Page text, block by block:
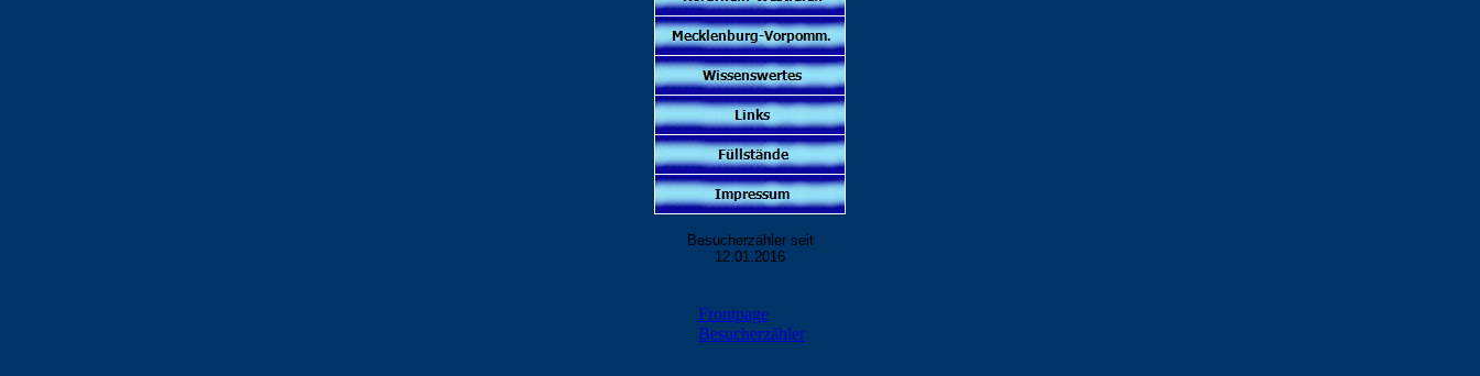
Besucherzähler seit
12.01.2016
Frontpage
Besucherzähler